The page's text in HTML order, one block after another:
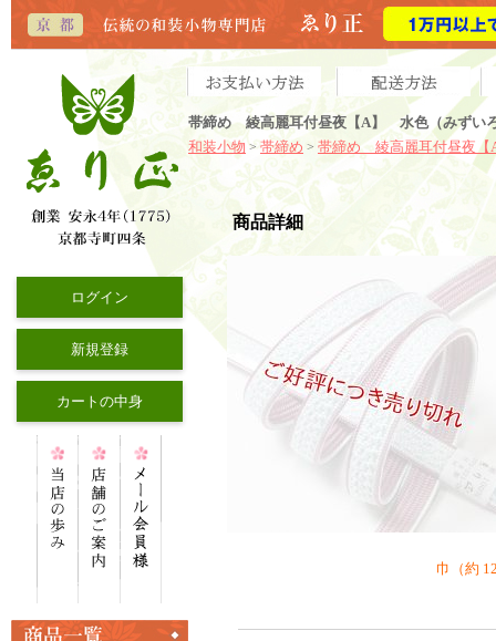
帯締め 綾高麗耳付昼夜【A】 水色（みずい
和装小物 > 帯締め > 帯締め 綾高麗耳付昼夜【
ログイン
新規登録
カートの中身
商品詳細
巾（約